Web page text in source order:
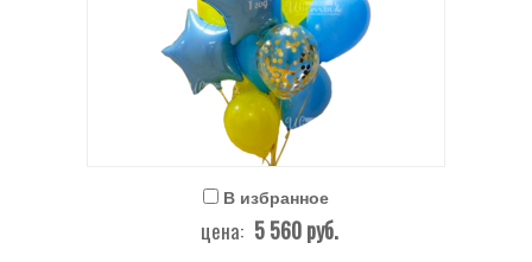
В избранное
цена: 5 560руб.